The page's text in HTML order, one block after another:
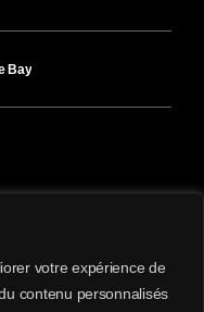
votre expérience de
contenu personnalisés
Bay